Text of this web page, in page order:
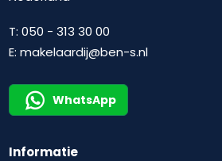
T:050 - 313 30 00
E:makelaardij@ben-s.nl
WhatsApp
Informatie